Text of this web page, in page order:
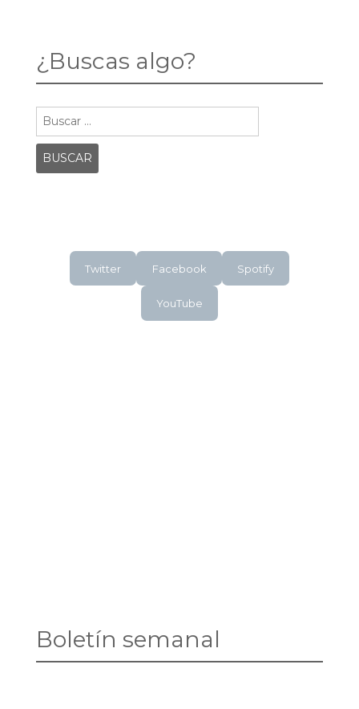
¿Buscas algo?
Twitter Facebook Spotify
YouTube
Boletín semanal